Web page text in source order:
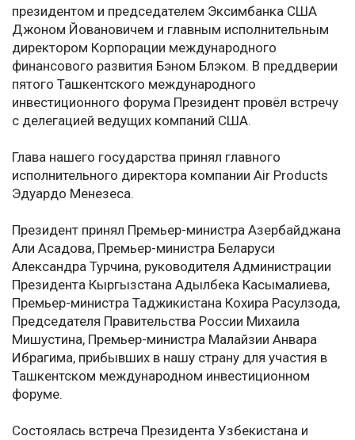
президентом и председателем Эксимбанка США
Джоном Йовановичем и главным исполнительным
директором Корпорации международного
финансового развития Бэном Блэком. В преддверии
пятого Ташкентского международного
инвестиционного форума Президент провёл встречу
с делегацией ведущих компаний США.
Глава нашего государства принял главного
исполнительного директора компании Air Products
Эдуардо Менезеса.
Президент принял Премьер-министра Азербайджана
Али Асадова, Премьер-министра Беларуси
Александра Турчина, руководителя Администрации
Президента Кыргызстана Адылбека Касымалиева,
Премьер-министра Таджикистана Кохира Расулзода,
Председателя Правительства России Михаила
Мишустина, Премьер-министра Малайзии Анвара
Ибрагима, прибывших в нашу страну для участия в
Ташкентском международном инвестиционном
форуме.
Состоялась встреча Президента Узбекистана и